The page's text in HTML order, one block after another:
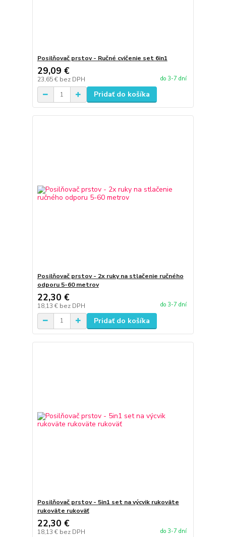
Posilňovač prstov - Ručné cvičenie set 6in1
29,09 €
23,65 € bez DPH do 3-7 dní
Pridať do košíka
Posilňovač prstov - 2x ruky na stlačenie ručného
odporu 5-60 metrov
22,30 €
18,13 € bez DPH do 3-7 dní
Pridať do košíka
Posilňovač prstov - 5in1 set na výcvik rukoväte
rukoväte rukoväť
22,30 €
18,13 € bez DPH do 3-7 dní